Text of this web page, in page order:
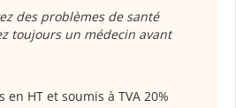
des problèmes de santé
toujours un médecin avant
HT et soumis à TVA 20%